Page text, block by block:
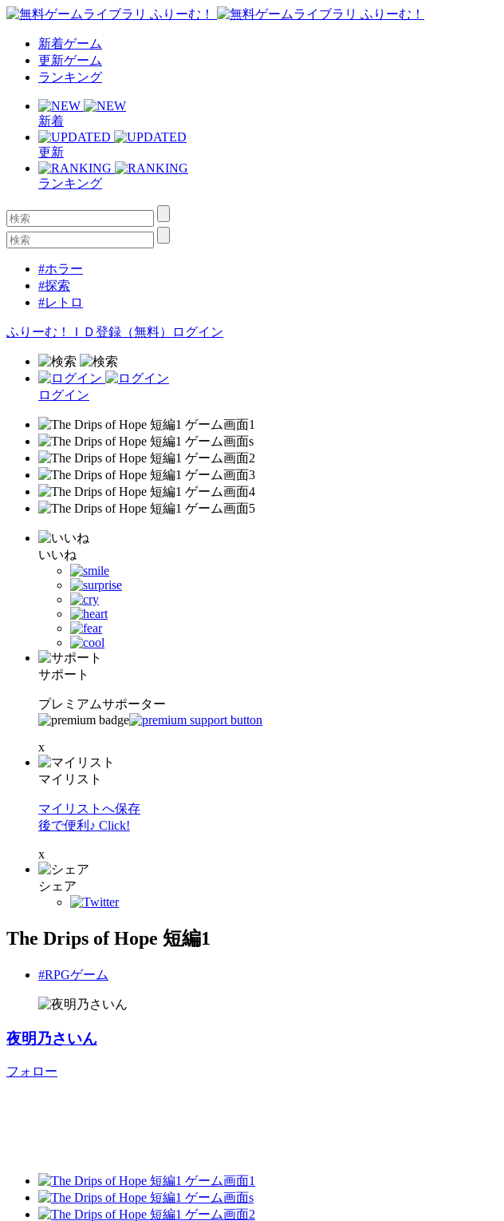
新着ゲーム
更新ゲーム
ランキング
新着
更新
ランキング
#ホラー
#探索
#レトロ
ふりーむ！ＩＤ登録（無料） ログイン
ログイン
いいね
サポート
プレミアムサポーター
x
マイリスト
マイリストへ保存
後で便利♪ Click!
x
シェア
The Drips of Hope 短編1
#RPGゲーム
夜明乃さいん
フォロー